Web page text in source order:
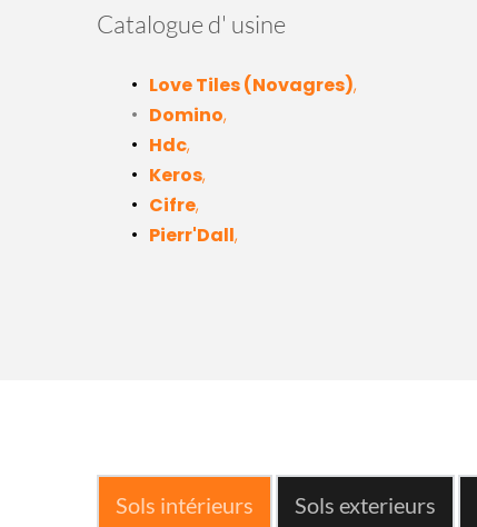
Catalogue d' usine
Love Tiles (Novagres),
Domino,
Hdc,
Keros,
Cifre,
Pierr'Dall,
Sols intérieurs Sols exterieurs